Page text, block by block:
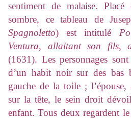
sentiment de malaise. Placé
sombre, ce tableau de
Spagnoletto) est intitulé
Ventura, allaitant son fils,
(1631). Les personnages
d’un habit noir sur des bas
gauche de la toile ; l’épouse,
sur la tête, le sein droit
enfant. Tous deux regardent le